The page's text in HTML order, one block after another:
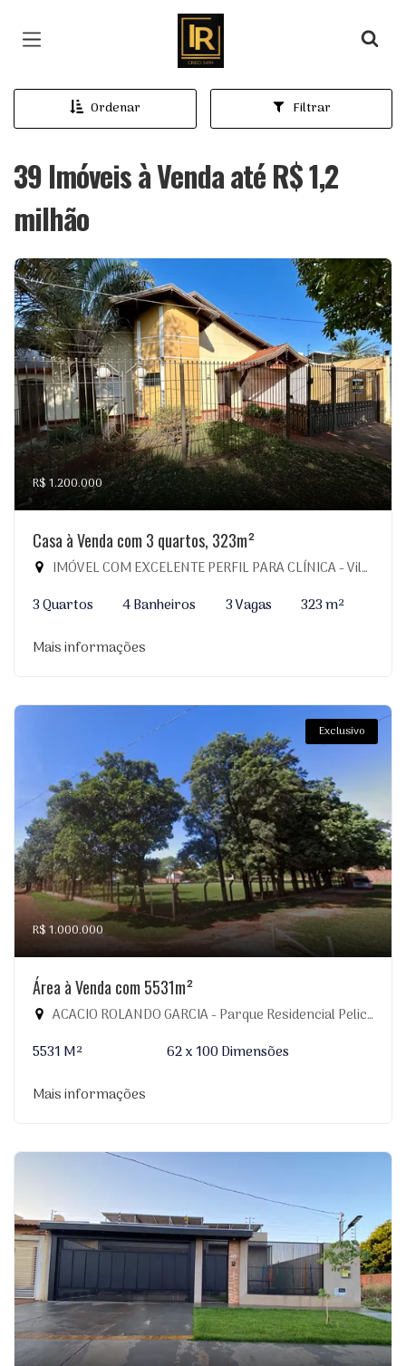
Página inicial
Ordenar Filtrar
39 Imóveis à Venda até R$ 1,2
milhão
R$ 1.200.000
Casa à Venda com 3 quartos, 323m²
IMÓVEL COM EXCELENTE PERFIL PARA CLÍNICA - Vila Planalto, Dourados-MS
3 Quartos
4 Banheiros 3 Vagas
323 m²
Mais informações
Exclusivo
R$ 1.000.000
Área à Venda com 5531m²
ACACIO ROLANDO GARCIA - Parque Residencial Pelicano, Dourados-MS
5531 M²
62 x 100 Dimensões
Mais informações